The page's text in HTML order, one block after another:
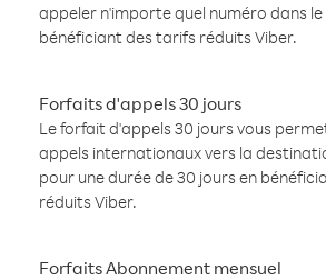
appeler n'importe quel numéro dans
bénéficiant des tarifs réduits Viber.
Forfaits d'appels 30 jours
Le forfait d'appels 30 jours vous
appels internationaux vers la
pour une durée de 30 jours en
réduits Viber.
Forfaits Abonnement mensuel